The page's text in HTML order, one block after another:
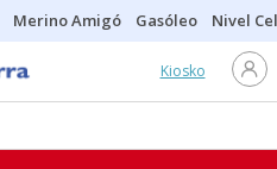
Merino Amigó Gasóleo Nivel
Kiosko